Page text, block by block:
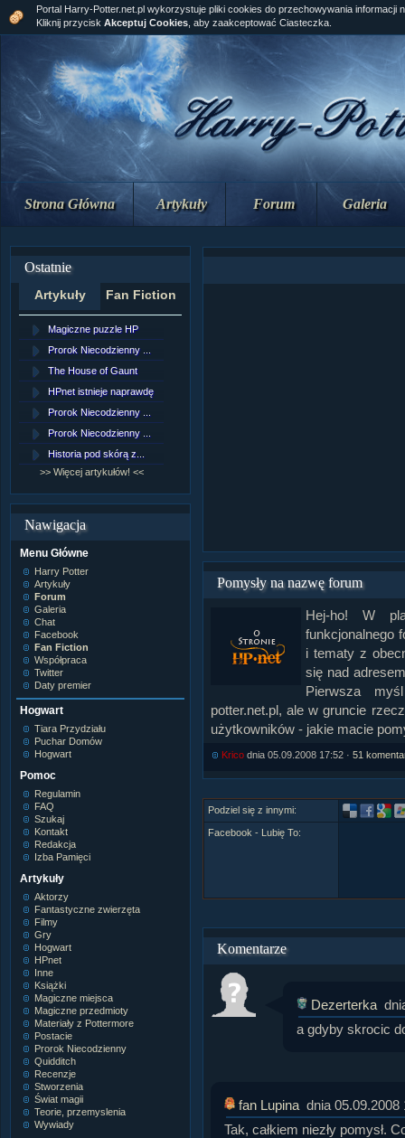
Strona Główna Artykuły Forum Galeria
Ostatnie
Artykuły Fan Fiction
Magiczne puzzle HP
Prorok Niecodzienny ...
The House of Gaunt
HPnet istnieje naprawdę
Prorok Niecodzienny ...
Prorok Niecodzienny ...
Historia pod skórą z...
>> Więcej artykułów! <<
Nawigacja
Menu Główne
Harry Potter
Artykuły
Forum
Galeria
Chat
Facebook
Fan Fiction
Współpraca
Twitter
Daty premier
Hogwart
Tiara Przydziału
Puchar Domów
Hogwart
Pomoc
Regulamin
FAQ
Szukaj
Kontakt
Redakcja
Izba Pamięci
Artykuły
Aktorzy
Fantastyczne zwierzęta
Filmy
Gry
Hogwart
HPnet
Inne
Książki
Magiczne miejsca
Magiczne przedmioty
Materiały z Pottermore
Postacie
Prorok Niecodzienny
Quidditch
Recenzje
Stworzenia
Świat magii
Teorie, przemyslenia
Wywiady
Portal Harry-Potter.net.pl wykorzystuje pliki cookies do przechowywania informacji
Kliknij przycisk Akceptuj Cookies , aby zaakceptować Ciasteczka.
Pomysły na nazwę forum
Hej-ho! W
funkcjonalnego
i tematy z
się nad
Pierwsza
potter.net.pl, ale w gruncie
użytkowników - jakie macie
Krico dnia 05.09.2008 17:52 ·51
Podziel się z innymi:
Facebook - Lubię To:
Komentarze
Dezerterka
a gdyby skrocic
fan Lupina dnia 05.09.2008
Tak, całkiem niezły pomysł.